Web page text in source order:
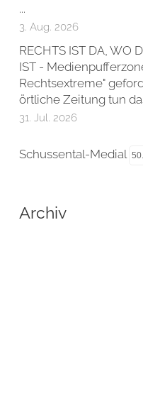
...
3. Aug. 2026
RECHTS IST DA, WO
IST -
Rechtsextreme"
örtliche Zeitung tun
31. Jul. 2026
Schussental-Medial
Archiv